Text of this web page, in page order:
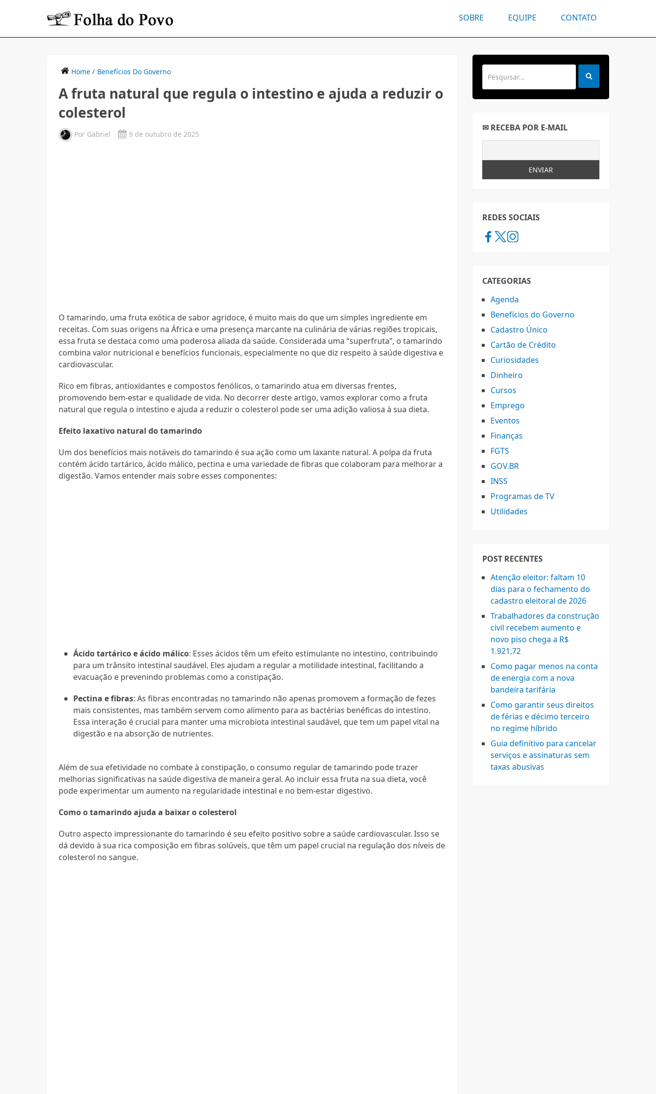
SOBRE EQUIPE CONTATO
Home / Benefícios Do Governo
A fruta natural que regula o intestino e ajuda a reduzir o
colesterol
Por Gabriel 9 de outubro de 2025
O tamarindo, uma fruta exótica de sabor agridoce, é muito mais do que um simples ingrediente em
receitas. Com suas origens na África e uma presença marcante na culinária de várias regiões tropicais,
essa fruta se destaca como uma poderosa aliada da saúde. Considerada uma “superfruta”, o tamarindo
combina valor nutricional e benefícios funcionais, especialmente no que diz respeito à saúde digestiva e
cardiovascular.
Rico em fibras, antioxidantes e compostos fenólicos, o tamarindo atua em diversas frentes,
promovendo bem-estar e qualidade de vida. No decorrer deste artigo, vamos explorar como a fruta
natural que regula o intestino e ajuda a reduzir o colesterol pode ser uma adição valiosa à sua dieta.
Efeito laxativo natural do tamarindo
Um dos benefícios mais notáveis do tamarindo é sua ação como um laxante natural. A polpa da fruta
contém ácido tartárico, ácido málico, pectina e uma variedade de fibras que colaboram para melhorar a
digestão. Vamos entender mais sobre esses componentes:
Ácido tartárico e ácido málico: Esses ácidos têm um efeito estimulante no intestino, contribuindo
para um trânsito intestinal saudável. Eles ajudam a regular a motilidade intestinal, facilitando a
evacuação e prevenindo problemas como a constipação.
Pectina e fibras: As fibras encontradas no tamarindo não apenas promovem a formação de fezes
mais consistentes, mas também servem como alimento para as bactérias benéficas do intestino.
Essa interação é crucial para manter uma microbiota intestinal saudável, que tem um papel vital na
digestão e na absorção de nutrientes.
Além de sua efetividade no combate à constipação, o consumo regular de tamarindo pode trazer
melhorias significativas na saúde digestiva de maneira geral. Ao incluir essa fruta na sua dieta, você
pode experimentar um aumento na regularidade intestinal e no bem-estar digestivo.
Como o tamarindo ajuda a baixar o colesterol
Outro aspecto impressionante do tamarindo é seu efeito positivo sobre a saúde cardiovascular. Isso se
dá devido à sua rica composição em fibras solúveis, que têm um papel crucial na regulação dos níveis de
colesterol no sangue.
✉ RECEBA POR E-MAIL
REDES SOCIAIS
CATEGORIAS
Agenda
Benefícios do Governo
Cadastro Único
Cartão de Crédito
Curiosidades
Dinheiro
Cursos
Emprego
Eventos
Finanças
FGTS
GOV.BR
INSS
Programas de TV
Utilidades
POST RECENTES
Atenção eleitor: faltam 10
dias para o fechamento do
cadastro eleitoral de 2026
Trabalhadores da construção
civil recebem aumento e
novo piso chega a R$
1.921,72
Como pagar menos na conta
de energia com a nova
bandeira tarifária
Como garantir seus direitos
de férias e décimo terceiro
no regime híbrido
Guia definitivo para cancelar
serviços e assinaturas sem
taxas abusivas